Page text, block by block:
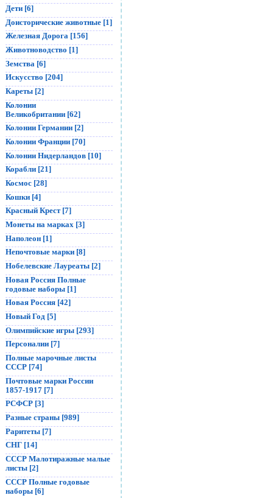
Дети [6]
Доисторические животные [1]
Железная Дорога [156]
Животноводство [1]
Земства [6]
Искусство [204]
Кареты [2]
Колонии
Великобритании [62]
Колонии Германии [2]
Колонии Франции [70]
Колонии Нидерландов [10]
Корабли [21]
Космос [28]
Кошки [4]
Красный Крест [7]
Монеты на марках [3]
Наполеон [1]
Непочтовые марки [8]
Нобелевские Лауреаты [2]
Новая Россия Полные
годовые наборы [1]
Новая Россия [42]
Новый Год [5]
Олимпийские игры [293]
Персоналии [7]
Полные марочные листы
СССР [74]
Почтовые марки России
1857-1917 [7]
РСФСР [3]
Разные страны [989]
Раритеты [7]
СНГ [14]
СССР Малотиражные малые
листы [2]
СССР Полные годовые
наборы [6]